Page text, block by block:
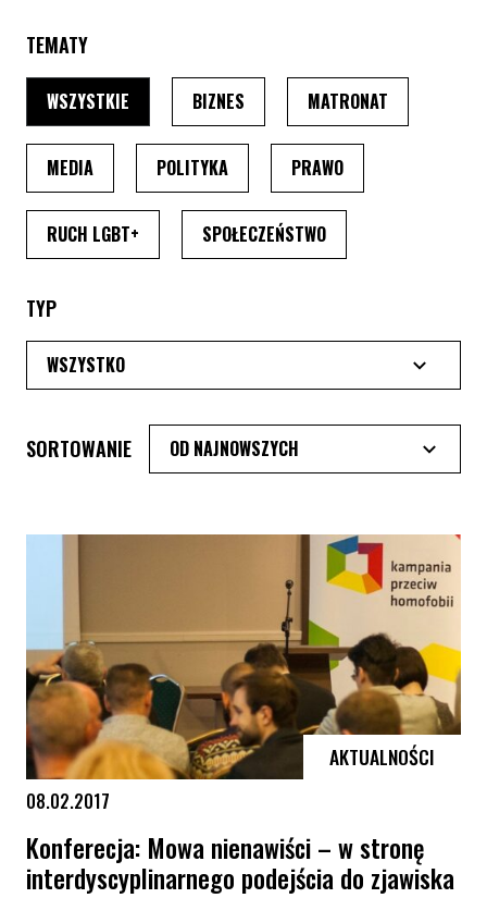
TEMATY
WSZYSTKIE PO WYBRANIU TEMATU, STRONA PRZEŁADUJE SIĘ
BIZNES PO WYBRANIU TEMATU, STRONA
MATRONAT
MEDIAPO WYBRANIU TEMATU, STRONA PRZEŁADUJE SIĘ
POLITYKAPO WYBRANIU TEMATU, STRONA
PRAWOPO WYBRANIU
RUCH LGBT+ PO WYBRANIU TEMATU, STRONA PRZEŁADUJE
SPOŁECZEŃSTWOPO WYBRANIU
TYP
SORTOWANIE
AKTUALNOŚCI
08.02.2017
Konferecja: Mowa nienawiści – w stronę
interdyscyplinarnego podejścia do zjawiska